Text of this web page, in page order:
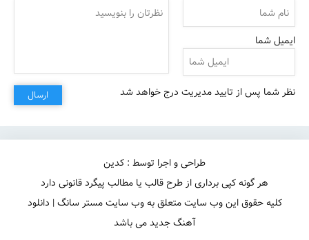
بار سکوتو بردار
از عمق استخونم
ایمیل شما
نظر شما پس از تایید مدیریت درج خواهد شد ارسال
طراحی و اجرا توسط : کدین
هر گونه کپی برداری از طرح قالب یا مطالب پیگرد قانونی دارد
کلیه حقوق این وب سایت متعلق به وب سایت مستر سانگ | دانلود
آهنگ جدید می باشد